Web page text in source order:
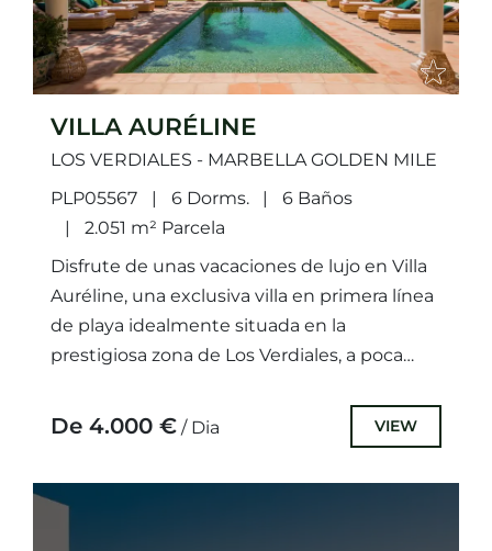
VILLA AURÉLINE
LOS VERDIALES - MARBELLA GOLDEN MILE
PLP05567
6 Dorms.
6 Baños
2.051 m² Parcela
Disfrute de unas vacaciones de lujo en Villa
Auréline, una exclusiva villa en primera línea
de playa idealmente situada en la
prestigiosa zona de Los Verdiales, a poca
De 4.000 € / Dia VIEW